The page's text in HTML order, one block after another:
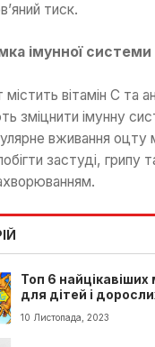
тиск.
імунної системи
вітамін С та
зміцнити імунну
вживання
застуді, грипу
Топ 6 найцікавіших
для дітей і
10 Листопада, 2023